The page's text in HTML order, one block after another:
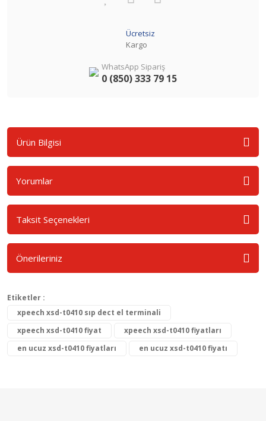
Ücretsiz
Kargo
WhatsApp Sipariş
0 (850) 333 79 15
Ürün Bilgisi
Yorumlar
Taksit Seçenekleri
Önerileriniz
Etiketler :
xpeech xsd-t0410 sıp dect el terminali
xpeech xsd-t0410 fiyat
xpeech xsd-t0410 fiyatları
en ucuz xsd-t0410 fiyatları
en ucuz xsd-t0410 fiyatı